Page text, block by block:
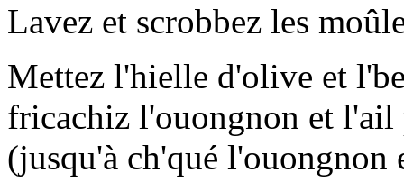
Lavez et scrobbez les
Mettez l'hielle d'olive et
fricachiz l'ouongnon et
(jusqu'à ch'qué l'ouongnon